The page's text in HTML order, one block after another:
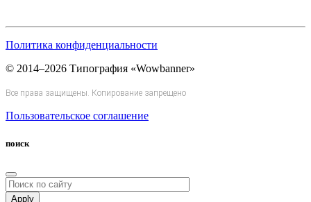
Политика конфиденциальности
© 2014–2026 Типография «Wowbanner»
Все права защищены. Копирование запрещено
Пользовательское соглашение
поиск